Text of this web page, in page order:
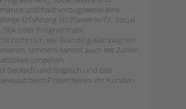
und hast vorzugsweise eine
Erfahrung als Planer in TV, Social
SEA oder Programmatic
nicht nur, wie Branding-Kampagnen
sondern kannst auch mit Zahlen
umgehen
Deutsch und Englisch und bist
beim Präsentieren vor Kunden